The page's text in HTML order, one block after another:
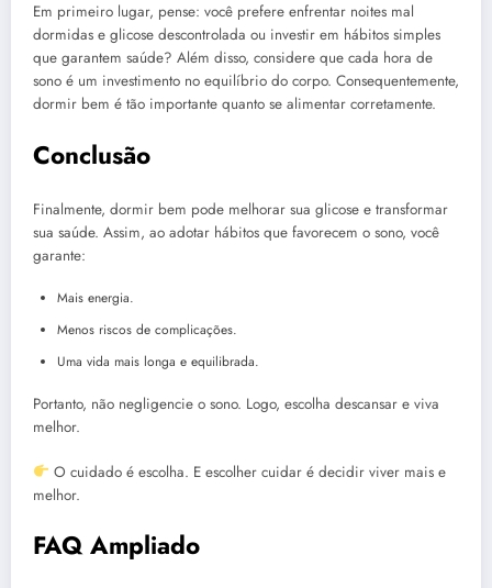
Em primeiro lugar, pense: você prefere enfrentar noites mal
dormidas e glicose descontrolada ou investir em hábitos simples
que garantem saúde? Além disso, considere que cada hora de
sono é um investimento no equilíbrio do corpo. Consequentemente,
dormir bem é tão importante quanto se alimentar corretamente.
Conclusão
Finalmente, dormir bem pode melhorar sua glicose e transformar
sua saúde. Assim, ao adotar hábitos que favorecem o sono, você
garante:
Mais energia.
Menos riscos de complicações.
Uma vida mais longa e equilibrada.
Portanto, não negligencie o sono. Logo, escolha descansar e viva
melhor.
O cuidado é escolha. E escolher cuidar é decidir viver mais e
melhor.
FAQ Ampliado